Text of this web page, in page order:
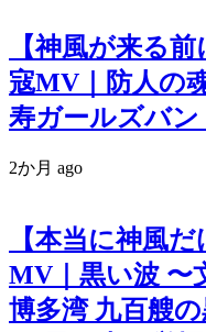
【神風が来る
寇MV｜防人の
寿ガールズバ
2か月 ago
【本当に神風
MV｜黒い波 〜
博多湾 九百艘